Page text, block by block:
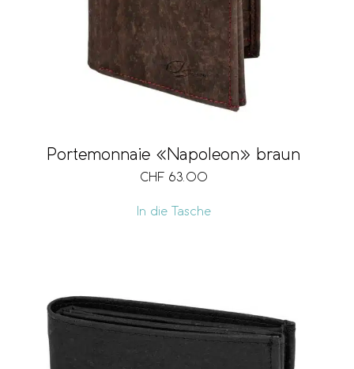
Portemonnaie «Napoleon» braun
CHF 63.00
In die Tasche